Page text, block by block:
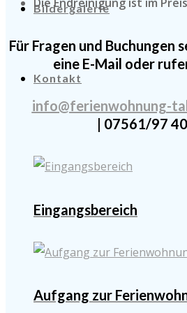
Bildergalerie
Kontakt
Für Fragen und Buchungen
eine E-Mail oder
info@ferienwohnung-
| 07561/97
Eingangsbereich
Aufgang zur